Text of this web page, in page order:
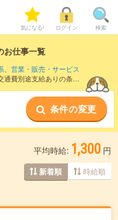
気になる! ログイン 検索
お仕事一覧
、 営業・販売・サービス
通費別途支給ありの条件
条件の変更
平均時給: 1,300 円
新着順 時給順